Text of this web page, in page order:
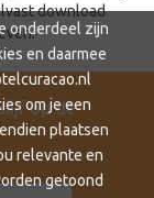
onderdeel zijn
en daarmee
om je een
plaatsen
relevante en
getoond
download
op de